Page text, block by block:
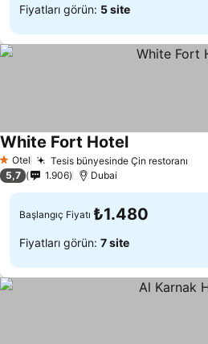
Fiyatları görün: 5 site
1 Yıldız
Otel Tesis bünyesinde Çin restoranı
White Fort HotelFiyatları görün
5,7 1.906 Dubai
Başlangıç Fiyatı ₺1.480
Fiyatları görün: 7 site